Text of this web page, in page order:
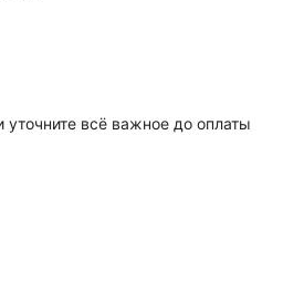
уточните всё важное до оплаты